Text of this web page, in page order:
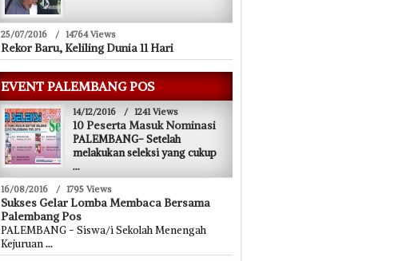
25/07/2016 / 14764 Views
Rekor Baru, Keliling Dunia 11 Hari
EVENT PALEMBANG POS
14/12/2016 / 1241 Views
10 Peserta Masuk Nominasi
PALEMBANG- Setelah
melakukan seleksi yang cukup
...
16/08/2016 / 1795 Views
Sukses Gelar Lomba Membaca Bersama
Palembang Pos
PALEMBANG - Siswa/i Sekolah Menengah
Kejuruan...